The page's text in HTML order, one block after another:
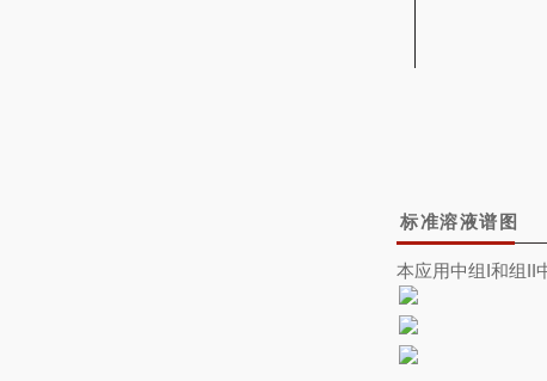
标准溶液谱图
本应用中组I和组II